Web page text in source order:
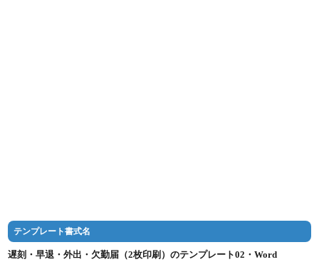
テンプレート書式名
遅刻・早退・外出・欠勤届（2枚印刷）のテンプレート02・Word